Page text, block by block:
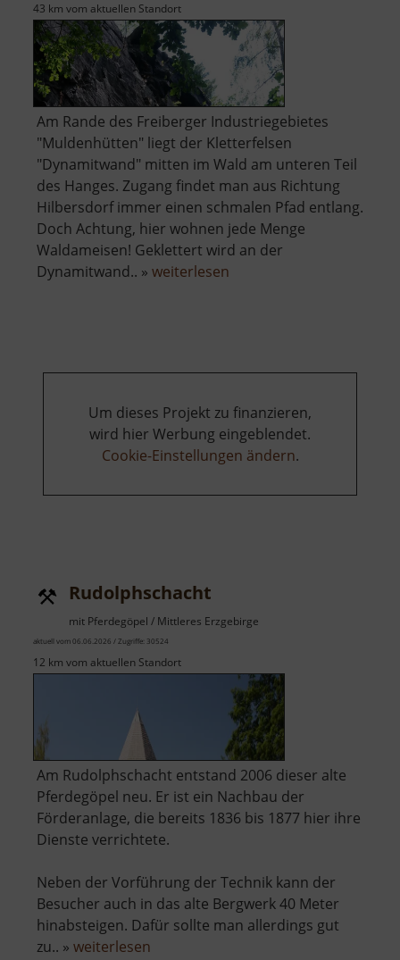
43 km vom aktuellen Standort
Am Rande des Freiberger Industriegebietes
"Muldenhütten" liegt der Kletterfelsen
"Dynamitwand" mitten im Wald am unteren Teil
des Hanges. Zugang findet man aus Richtung
Hilbersdorf immer einen schmalen Pfad entlang.
Doch Achtung, hier wohnen jede Menge
Waldameisen! Geklettert wird an der
Dynamitwand.. » weiterlesen
Um dieses Projekt zu finanzieren,
wird hier Werbung eingeblendet.
Cookie-Einstellungen ändern.
Rudolphschacht
mit Pferdegöpel / Mittleres Erzgebirge
aktuell vom 06.06.2026 / Zugriffe: 30524
12 km vom aktuellen Standort
Am Rudolphschacht entstand 2006 dieser alte
Pferdegöpel neu. Er ist ein Nachbau der
Förderanlage, die bereits 1836 bis 1877 hier ihre
Dienste verrichtete.
Neben der Vorführung der Technik kann der
Besucher auch in das alte Bergwerk 40 Meter
hinabsteigen. Dafür sollte man allerdings gut
zu.. » weiterlesen